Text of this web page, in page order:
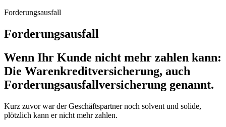
Forderungsausfall
Forderungsausfall
Wenn Ihr Kunde nicht mehr zahlen kann:
Die Warenkreditversicherung, auch
Forderungsausfallversicherung genannt.
Kurz zuvor war der Geschäftspartner noch solvent und solide,
plötzlich kann er nicht mehr zahlen.